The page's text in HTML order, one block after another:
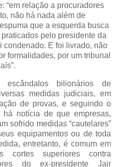
“em relação a procuradores
não há nada além de
que a esquerda busca
pelo presidente da
condenado. E foi livrado, não
formalidades, por um tribunal
escândalos bilionários de
medidas judiciais, em
de provas, e seguindo o
notícia de que empresas,
sofrido medidas “cautelares”
equipamentos ou de toda
entretanto, é comum em
cortes superiores contra
do ex-presidente Jair